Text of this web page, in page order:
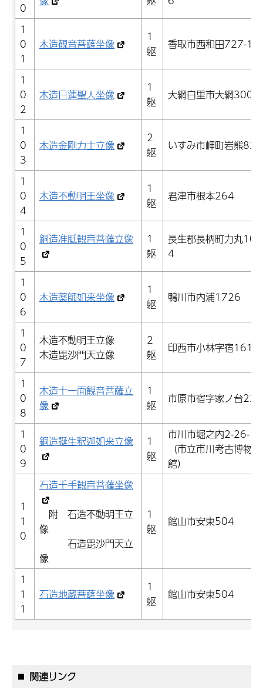
0
1
0
1
木造観音菩薩坐像
1
躯
香取市西和田727-1
1
0
2
木造日蓮聖人坐像
1
躯
大網白里市大網3002
1
0
3
木造金剛力士立像
2
躯
いすみ市岬町岩熊820
1
0
4
木造不動明王坐像
1
躯
君津市根本264
1
0
5
銅造准胝観音菩薩立像
1
躯
長生郡長柄町力丸108
4
1
0
6
木造薬師如来坐像
1
躯
鴨川市内浦1726
1
0
7
木造不動明王立像
木造毘沙門天立像
2
躯
印西市小林字宿1615
1
0
8
木造十一面観音菩薩立
像
1
躯
市原市宿字家ノ台223
1
0
9
銅造誕生釈迦如来立像
1
躯
市川市堀之内2-26-1
（市立市川考古博物
館）
1
1
0
石造千手観音菩薩坐像
附 石造不動明王立
像
石造毘沙門天立
像
1
躯
館山市安東504
1
1
1
石造地蔵菩薩坐像
1
躯
館山市安東504
関連リンク